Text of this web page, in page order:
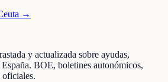
→
y actualizada sobre ayudas,
BOE, boletines autonómicos,
oficiales.